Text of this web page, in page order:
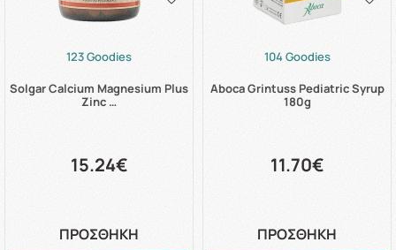
123 Goodies
Solgar Calcium Magnesium Plus
Zinc …
15.24€
ΠΡΟΣΘΗΚΗ
104 Goodies
Aboca Grintuss Pediatric Syrup
180g
11.70€
ΠΡΟΣΘΗΚΗ